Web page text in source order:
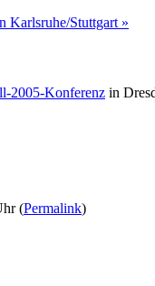
Karlsruhe/Stuttgart »
2005-Konferenz in
(Permalink)